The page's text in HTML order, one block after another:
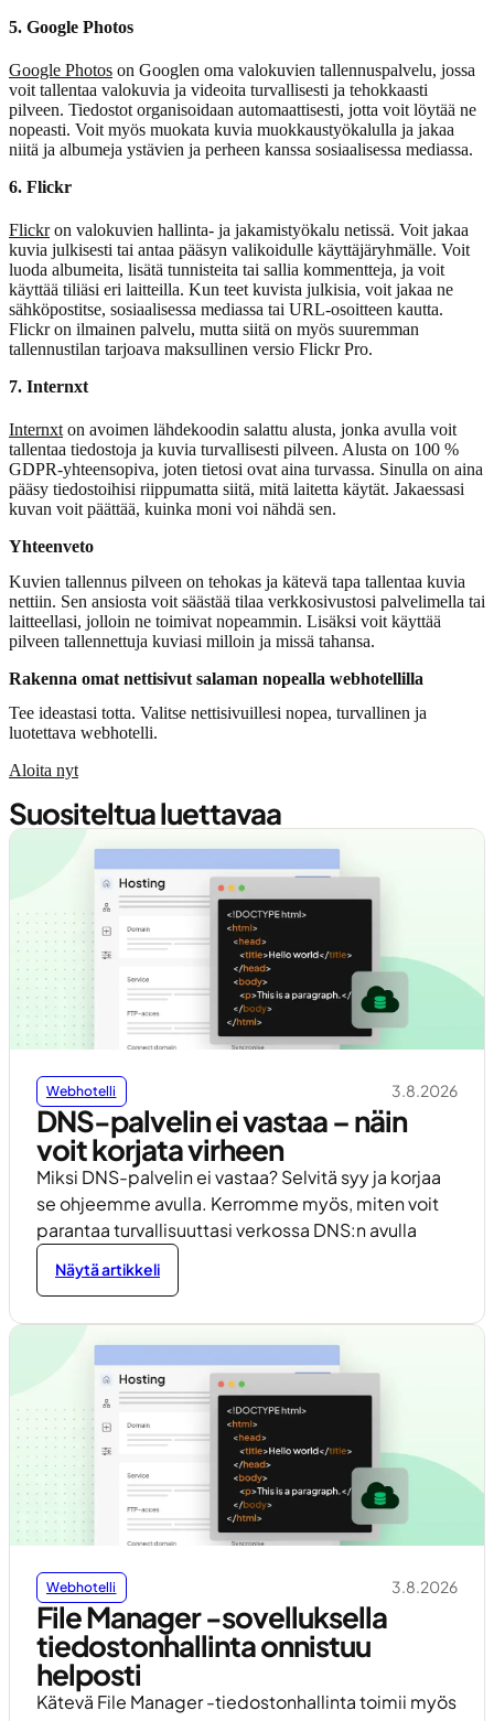
5. Google Photos
Google Photos on Googlen oma valokuvien tallennuspalvelu, jossa
voit tallentaa valokuvia ja videoita turvallisesti ja tehokkaasti
pilveen. Tiedostot organisoidaan automaattisesti, jotta voit löytää ne
nopeasti. Voit myös muokata kuvia muokkaustyökalulla ja jakaa
niitä ja albumeja ystävien ja perheen kanssa sosiaalisessa mediassa.
6. Flickr
Flickron valokuvien hallinta- ja jakamistyökalu netissä. Voit jakaa
kuvia julkisesti tai antaa pääsyn valikoidulle käyttäjäryhmälle. Voit
luoda albumeita, lisätä tunnisteita tai sallia kommentteja, ja voit
käyttää tiliäsi eri laitteilla. Kun teet kuvista julkisia, voit jakaa ne
sähköpostitse, sosiaalisessa mediassa tai URL-osoitteen kautta.
Flickr on ilmainen palvelu, mutta siitä on myös suuremman
tallennustilan tarjoava maksullinen versio Flickr Pro.
7. Internxt
Internxt on avoimen lähdekoodin salattu alusta, jonka avulla voit
tallentaa tiedostoja ja kuvia turvallisesti pilveen. Alusta on 100 %
GDPR-yhteensopiva, joten tietosi ovat aina turvassa. Sinulla on aina
pääsy tiedostoihisi riippumatta siitä, mitä laitetta käytät. Jakaessasi
kuvan voit päättää, kuinka moni voi nähdä sen.
Yhteenveto
Kuvien tallennus pilveen on tehokas ja kätevä tapa tallentaa kuvia
nettiin. Sen ansiosta voit säästää tilaa verkkosivustosi palvelimella tai
laitteellasi, jolloin ne toimivat nopeammin. Lisäksi voit käyttää
pilveen tallennettuja kuviasi milloin ja missä tahansa.
Rakenna omat nettisivut salaman nopealla webhotellilla
Tee ideastasi totta. Valitse nettisivuillesi nopea, turvallinen ja
luotettava webhotelli.
Aloita nyt
Suositeltua luettavaa
Webhotelli 3.8.2026
DNS-palvelin ei vastaa – näin
voit korjata virheen
Miksi DNS-palvelin ei vastaa? Selvitä syy ja korjaa
se ohjeemme avulla. Kerromme myös, miten voit
parantaa turvallisuuttasi verkossa DNS:n avulla
Näytä artikkeli
Webhotelli 3.8.2026
File Manager -sovelluksella
tiedostonhallinta onnistuu
helposti
Kätevä File Manager -tiedostonhallinta toimii myös